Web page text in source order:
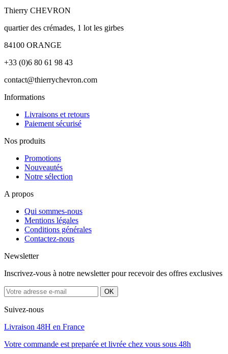
Thierry CHEVRON
quartier des crémades, 1 lot les girbes
84100 ORANGE
+33 (0)6 80 61 98 43
contact@thierrychevron.com
Informations
Livraisons et retours
Paiement sécurisé
Nos produits
Promotions
Nouveautés
Notre sélection
A propos
Qui sommes-nous
Mentions légales
Conditions générales
Contactez-nous
Newsletter
Inscrivez-vous à notre newsletter pour recevoir des offres exclusives
Suivez-nous
Livraison 48H en France
Votre commande est preparée et livrée chez vous sous 48h